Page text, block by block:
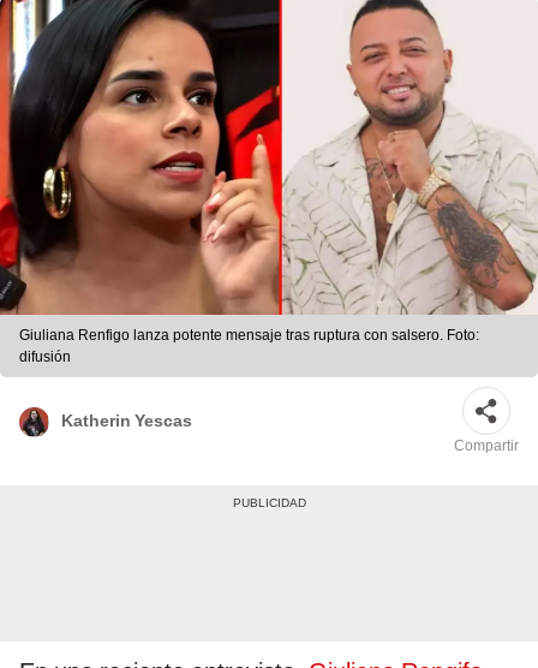
Giuliana Renfigo lanza potente mensaje tras ruptura con salsero. Foto:
difusión
Katherin Yescas
Compartir